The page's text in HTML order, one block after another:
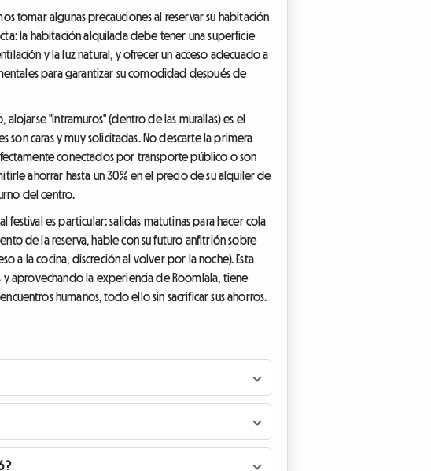
tomar algunas precauciones al reservar su habitación
la habitación alquilada debe tener una superficie
y la luz natural, y ofrecer un acceso adecuado a
para garantizar su comodidad después de
"intramuros" (dentro de las murallas) es el
son caras y muy solicitadas. No descarte la primera
conectados por transporte público o son
ahorrar hasta un 30% en el precio de su alquiler de
del centro.
festival es particular: salidas matutinas para hacer cola
de la reserva, hable con su futuro anfitrión sobre
a la cocina, discreción al volver por la noche). Esta
y aprovechando la experiencia de Roomlala, tiene
humanos, todo ello sin sacrificar sus ahorros.
?